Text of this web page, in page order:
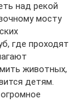
над рекой
мосту
где проходят
животных,
детям.